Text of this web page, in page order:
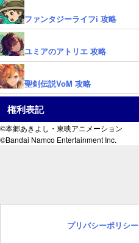
ファンタジーライフi 攻略
ユミアのアトリエ 攻略
聖剣伝説VoM 攻略
権利表記
©本郷あきよし・東映アニメーション
©Bandai Namco Entertainment Inc.
プリバシーポリシー